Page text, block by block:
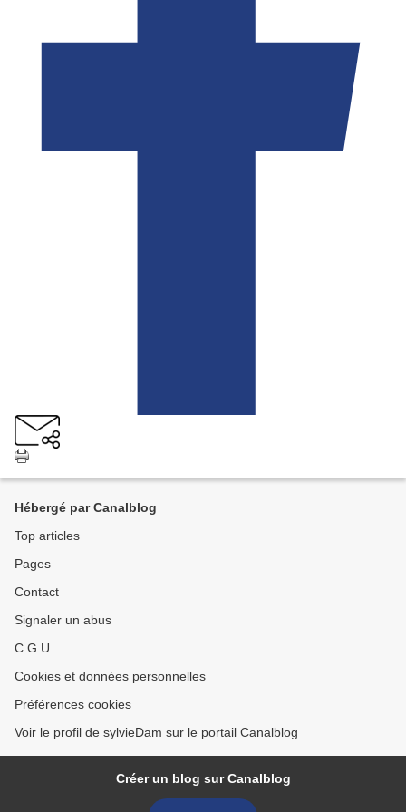
Hébergé par Canalblog
Top articles
Pages
Contact
Signaler un abus
C.G.U.
Cookies et données personnelles
Préférences cookies
Voir le profil de sylvieDam sur le portail Canalblog
Créer un blog sur Canalblog